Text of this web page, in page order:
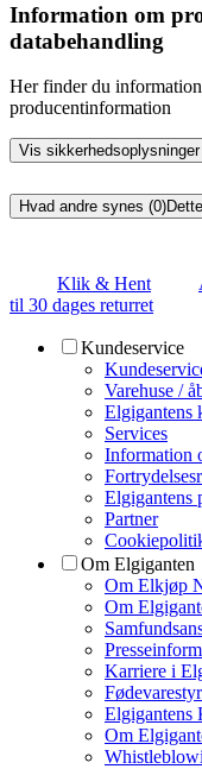
Information om
databehandling
Her finder du
producentinformation
Vis sikkerhedsoplysninger
Hvad andre synes (0)
Klik & Hent
til 30 dages returret
Kundeservice
Varehuse /
Elgigantens
Services
Information
Elgigantens
Partner
Om Elgiganten
Om Elkjøp
Om
Karriere i
Elgigantens
Om